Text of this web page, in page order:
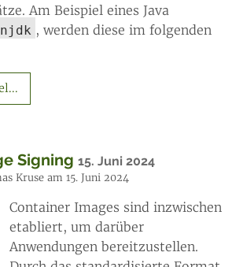
Am Beispiel eines Java
, werden diese im folgenden
Signing 15. Juni 2024
Kruse am 15. Juni 2024
Container Images sind inzwischen
etabliert, um darüber
Anwendungen bereitzustellen.